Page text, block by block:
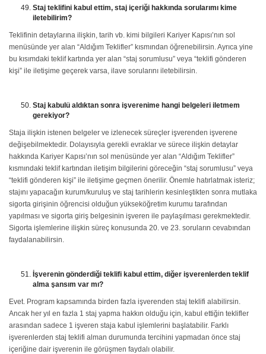
Staj teklifini kabul ettim, staj içeriği hakkında sorularımı kime
iletebilirim?
Teklifinin detaylarına ilişkin, tarih vb. kimi bilgileri Kariyer Kapısı’nın sol
menüsünde yer alan “Aldığım Teklifler” kısmından öğrenebilirsin. Ayrıca yine
bu kısımdaki teklif kartında yer alan “staj sorumlusu” veya “teklifi gönderen
kişi” ile iletişime geçerek varsa, ilave sorularını iletebilirsin.
Staj kabulü aldıktan sonra işverenime hangi belgeleri iletmem
gerekiyor?
Staja ilişkin istenen belgeler ve izlenecek süreçler işverenden işverene
değişebilmektedir. Dolayısıyla gerekli evraklar ve sürece ilişkin detaylar
hakkında Kariyer Kapısı’nın sol menüsünde yer alan “Aldığım Teklifler”
kısmındaki teklif kartından iletişim bilgilerini göreceğin “staj sorumlusu” veya
“teklifi gönderen kişi” ile iletişime geçmen önerilir. Önemle hatırlatmak isteriz;
stajını yapacağın kurum/kuruluş ve staj tarihlerin kesinleştikten sonra mutlaka
sigorta girişinin öğrencisi olduğun yükseköğretim kurumu tarafından
yapılması ve sigorta giriş belgesinin işveren ile paylaşılması gerekmektedir.
Sigorta işlemlerine ilişkin süreç konusunda 20. ve 23. soruların cevabından
faydalanabilirsin.
İşverenin gönderdiği teklifi kabul ettim, diğer işverenlerden teklif
alma şansım var mı?
Evet. Program kapsamında birden fazla işverenden staj teklifi alabilirsin.
Ancak her yıl en fazla 1 staj yapma hakkın olduğu için, kabul ettiğin teklifler
arasından sadece 1 işveren staja kabul işlemlerini başlatabilir. Farklı
işverenlerden staj teklifi alman durumunda tercihini yapmadan önce staj
içeriğine dair işverenin ile görüşmen faydalı olabilir.